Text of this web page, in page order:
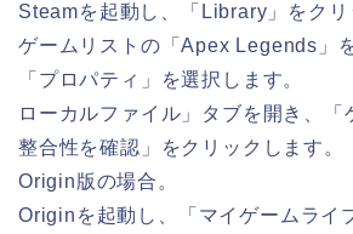
Steamを起動し、「Library」をクリ
ゲームリストの「Apex Legends」
「プロパティ」を選択します。
ローカルファイル」タブを開き、「
整合性を確認」をクリックします。
Origin版の場合。
Originを起動し、「マイゲームライ